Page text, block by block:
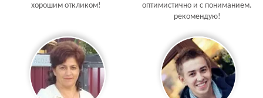
хорошим откликом!
оптимистично и с пониманием.
рекомендую!